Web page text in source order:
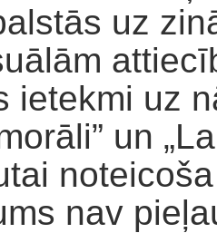
uz
ietekmi uz
un
nav